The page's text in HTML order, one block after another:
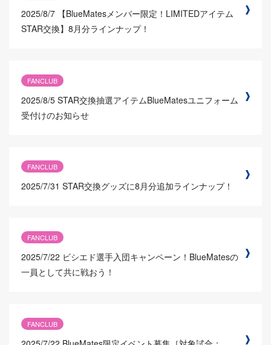
2025/8/7 【BlueMatesメンバー限定！LIMITEDアイテム
STAR交換】8月分ラインナップ！
FANCLUB
2025/8/5 STAR交換抽選アイテムBlueMatesユニフォーム
受付けのお知らせ
FANCLUB
2025/7/31 STAR交換グッズに8月分追加ラインナップ！
FANCLUB
2025/7/22 ビシエド選手入団キャンペーン！BlueMatesの
一員として共に戦おう！
FANCLUB